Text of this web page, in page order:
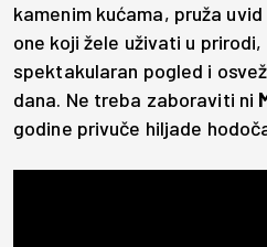
kamenim kućama, pruža
one koji žele uživati u prirodi,
spektakularan pogled i
dana. Ne treba zaboraviti ni
godine privuče hiljade